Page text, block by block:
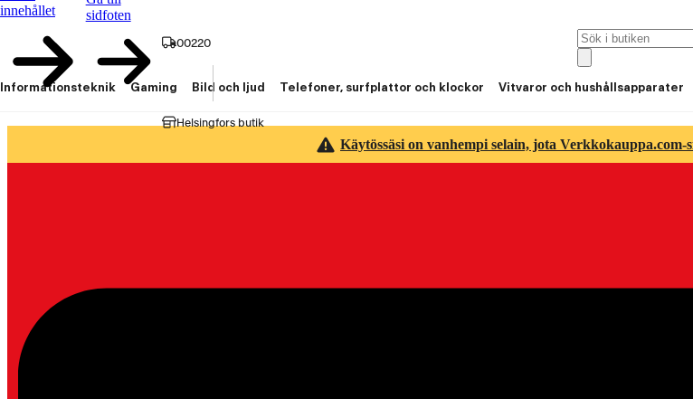
innehållet
sidfoten
00220
Helsingfors butik
Informationsteknik Gaming Bild och ljud Telefoner, surfplattor och klockor Vitvaror och hushållsapparater
Käytössäsi on vanhempi selain, jota Verkkokauppa.com-